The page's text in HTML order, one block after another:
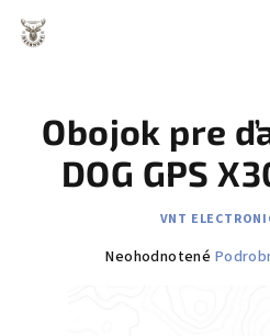
obsah
Obojok pre
DOG GPS
VNT
Priemerné
Neohodnotené